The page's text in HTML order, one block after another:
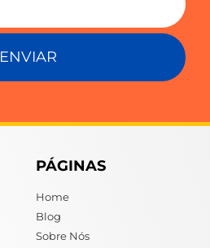
ENVIAR
PÁGINAS
Home
Blog
Sobre Nós